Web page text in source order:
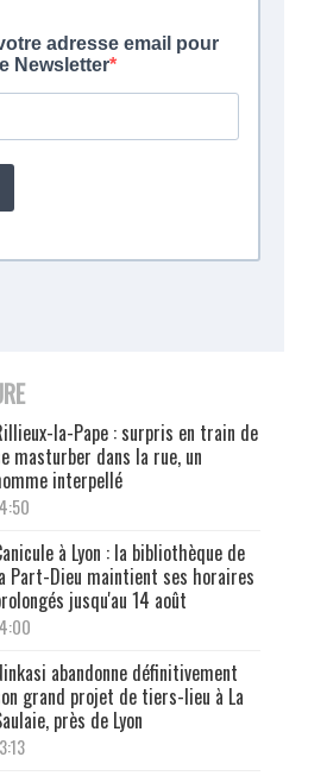
la-Pape : surpris en train de
masturber dans la rue, un
interpellé
à Lyon : la bibliothèque de
Part-Dieu maintient ses horaires
jusqu'au 14 août
abandonne définitivement
grand projet de tiers-lieu à La
près de Lyon